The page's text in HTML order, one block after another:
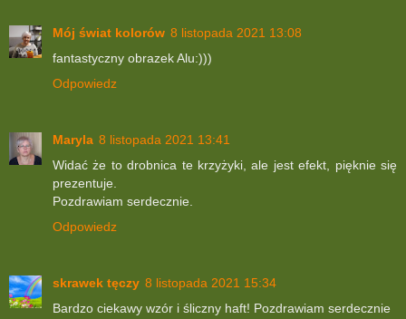
Mój świat kolorów 8 listopada 2021 13:08
fantastyczny obrazek Alu:)))
Odpowiedz
Maryla 8 listopada 2021 13:41
Widać że to drobnica te krzyżyki, ale jest efekt, pięknie się
prezentuje.
Pozdrawiam serdecznie.
Odpowiedz
skrawek tęczy 8 listopada 2021 15:34
Bardzo ciekawy wzór i śliczny haft! Pozdrawiam serdecznie